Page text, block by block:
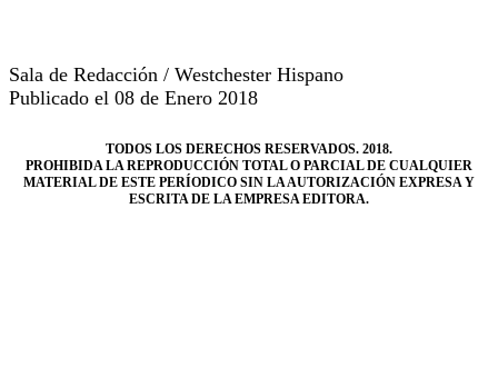
Sala de Redacción / Westchester Hispano
Publicado el 08 de Enero 2018
TODOS LOS DERECHOS RESERVADOS. 2018.
PROHIBIDA LA REPRODUCCIÓN TOTAL O PARCIAL DE CUALQUIER
MATERIAL DE ESTE PERÍODICO SIN LA AUTORIZACIÓN EXPRESA Y
ESCRITA DE LA EMPRESA EDITORA.